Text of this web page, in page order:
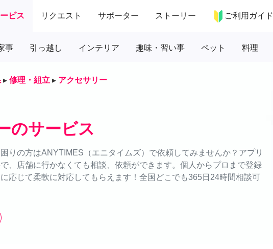
ビス リクエスト サポーター ストーリー ご利用ガイド
事 引っ越し インテリア 趣味・習い事 ペット 料理
▸ 修理・組立 ▸ アクセサリー
のサービス
りの方はANYTIMES（エニタイムズ）で依頼してみませんか？アプリ
、店舗に行かなくても相談、依頼ができます。個人からプロまで登録
応じて柔軟に対応してもらえます！全国どこでも365日24時間相談可